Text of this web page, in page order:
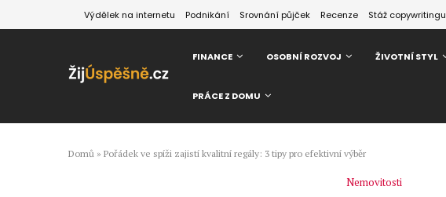
Výdělek na internetu Podnikání Srovnání půjček Recenze Stáž copywritingu
FINANCE OSOBNÍ ROZVOJ ŽIVOTNÍ STYL
PRÁCE Z DOMU
Domů » Pořádek ve spíži zajistí kvalitní regály: 3 tipy pro efektivní výběr
Nemovitosti